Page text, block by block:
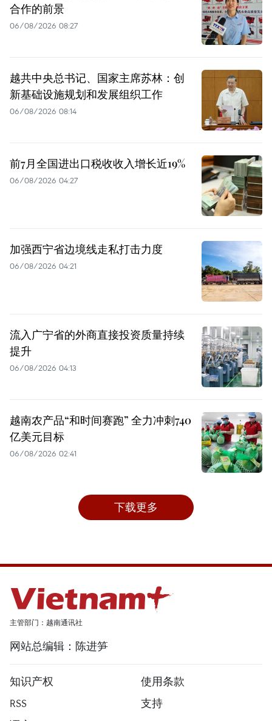
合作的前景
06/08/2026 08:27
越共中央总书记、国家主席苏林：创
新基础设施规划和发展组织工作
06/08/2026 08:14
前7月全国进出口税收收入增长近19%
06/08/2026 04:27
加强西宁省边境线走私打击力度
06/08/2026 04:21
流入广宁省的外商直接投资质量持续
提升
06/08/2026 04:13
越南农产品“和时间赛跑” 全力冲刺740
亿美元目标
06/08/2026 02:41
下载更多
主管部门：越南通讯社
网站总编辑：陈进笋
知识产权
使用条款
RSS
支持